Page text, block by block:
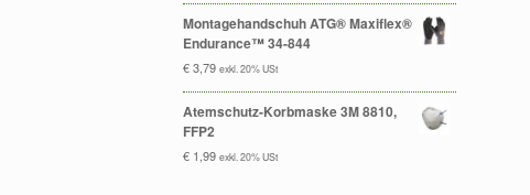
Montagehandschuh ATG® Maxiflex®
Endurance™ 34-844
€3,79 exkl. 20% USt
Atemschutz-Korbmaske 3M 8810,
FFP2
€1,99 exkl. 20% USt